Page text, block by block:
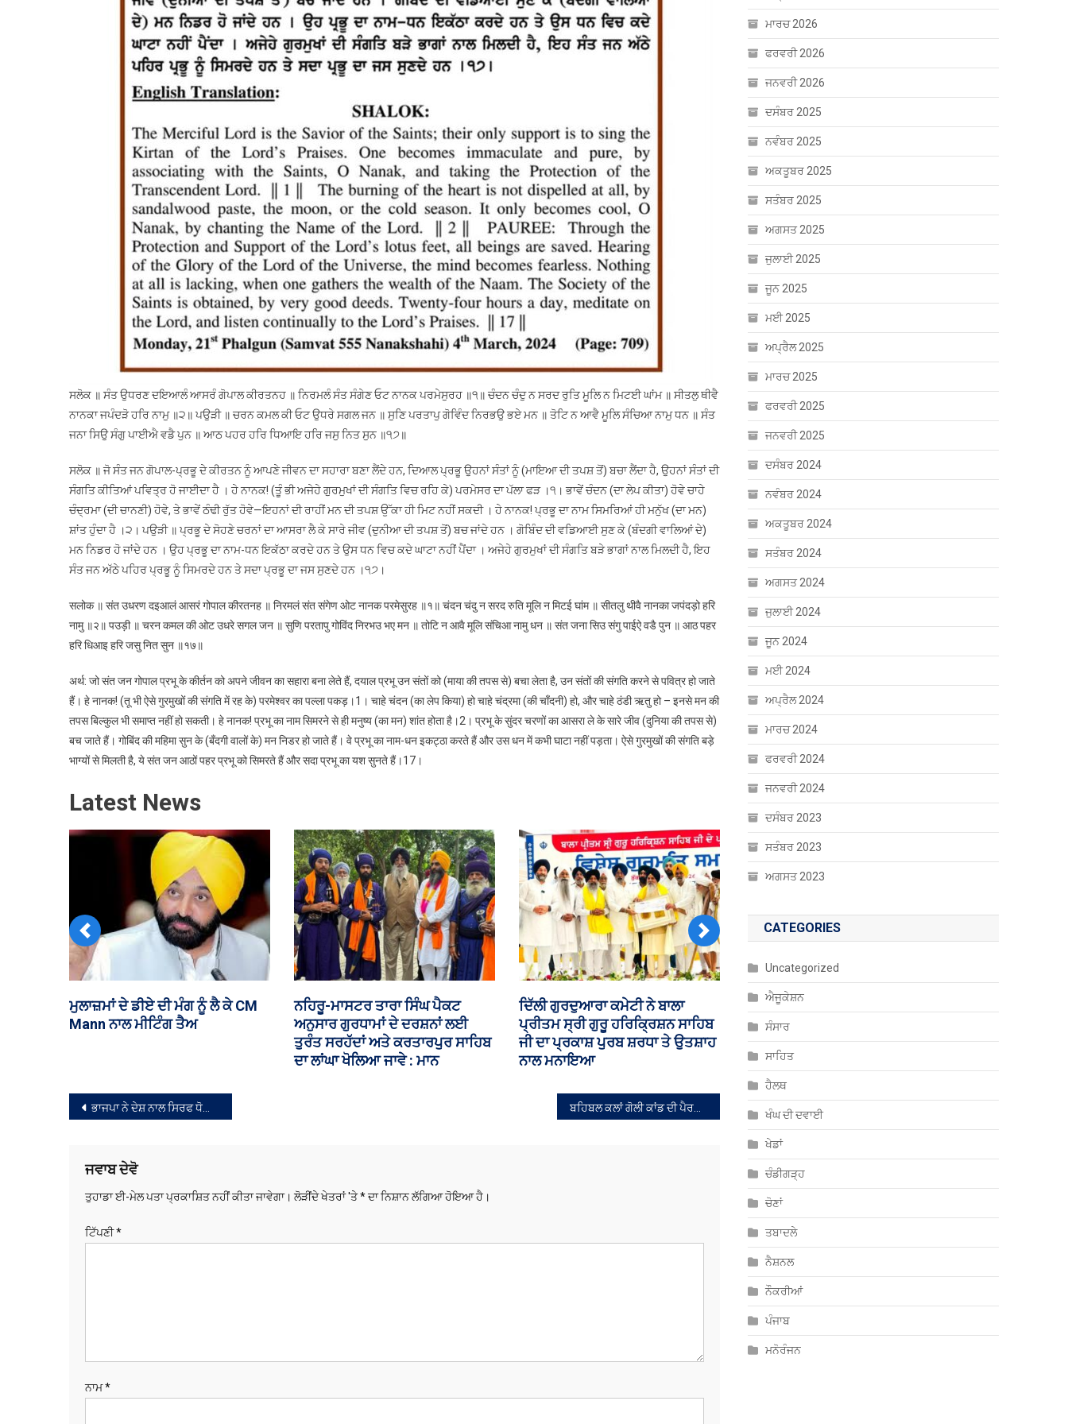
ਸਲੋਕ ॥ ਸੰਤ ਉਧਰਣ ਦਇਆਲੰ ਆਸਰੰ ਗੋਪਾਲ ਕੀਰਤਨਹ ॥ ਨਿਰਮਲੰ ਸੰਤ ਸੰਗੇਣ ਓਟ ਨਾਨਕ ਪਰਮੇਸੁਰਹ ॥੧॥ ਚੰਦਨ ਚੰਦੁ ਨ ਸਰਦ ਰੁਤਿ ਮੂਲਿ ਨ ਮਿਟਈ ਘਾਂਮ ॥ ਸੀਤਲੁ ਥੀਵੈ
ਨਾਨਕਾ ਜਪੰਦੜੋ ਹਰਿ ਨਾਮੁ ॥੨॥ ਪਉੜੀ ॥ ਚਰਨ ਕਮਲ ਕੀ ਓਟ ਉਧਰੇ ਸਗਲ ਜਨ ॥ ਸੁਣਿ ਪਰਤਾਪੁ ਗੋਵਿੰਦ ਨਿਰਭਉ ਭਏ ਮਨ ॥ ਤੋਟਿ ਨ ਆਵੈ ਮੂਲਿ ਸੰਚਿਆ ਨਾਮੁ ਧਨ ॥ ਸੰਤ
ਜਨਾ ਸਿਉ ਸੰਗੁ ਪਾਈਐ ਵਡੈ ਪੁਨ ॥ ਆਠ ਪਹਰ ਹਰਿ ਧਿਆਇ ਹਰਿ ਜਸੁ ਨਿਤ ਸੁਨ ॥੧੭॥
ਸਲੋਕ ॥ ਜੋ ਸੰਤ ਜਨ ਗੋਪਾਲ-ਪ੍ਰਭੂ ਦੇ ਕੀਰਤਨ ਨੂੰ ਆਪਣੇ ਜੀਵਨ ਦਾ ਸਹਾਰਾ ਬਣਾ ਲੈਂਦੇ ਹਨ, ਦਿਆਲ ਪ੍ਰਭੂ ਉਹਨਾਂ ਸੰਤਾਂ ਨੂੰ (ਮਾਇਆ ਦੀ ਤਪਸ਼ ਤੋਂ) ਬਚਾ ਲੈਂਦਾ ਹੈ, ਉਹਨਾਂ ਸੰਤਾਂ ਦੀ
ਸੰਗਤਿ ਕੀਤਿਆਂ ਪਵਿਤ੍ਰ ਹੋ ਜਾਈਦਾ ਹੈ । ਹੇ ਨਾਨਕ! (ਤੂੰ ਭੀ ਅਜੇਹੇ ਗੁਰਮੁਖਾਂ ਦੀ ਸੰਗਤਿ ਵਿਚ ਰਹਿ ਕੇ) ਪਰਮੇਸਰ ਦਾ ਪੱਲਾ ਫੜ ।੧। ਭਾਵੇਂ ਚੰਦਨ (ਦਾ ਲੇਪ ਕੀਤਾ) ਹੋਵੇ ਚਾਹੇ
ਚੰਦ੍ਰਮਾ (ਦੀ ਚਾਨਣੀ) ਹੋਵੇ, ਤੇ ਭਾਵੇਂ ਠੰਢੀ ਰੁੱਤ ਹੋਵੇ—ਇਹਨਾਂ ਦੀ ਰਾਹੀਂ ਮਨ ਦੀ ਤਪਸ਼ ਉੱਕਾ ਹੀ ਮਿਟ ਨਹੀਂ ਸਕਦੀ । ਹੇ ਨਾਨਕ! ਪ੍ਰਭੂ ਦਾ ਨਾਮ ਸਿਮਰਿਆਂ ਹੀ ਮਨੁੱਖ (ਦਾ ਮਨ)
ਸ਼ਾਂਤ ਹੁੰਦਾ ਹੈ ।੨। ਪਉੜੀ ॥ ਪ੍ਰਭੂ ਦੇ ਸੋਹਣੇ ਚਰਨਾਂ ਦਾ ਆਸਰਾ ਲੈ ਕੇ ਸਾਰੇ ਜੀਵ (ਦੁਨੀਆ ਦੀ ਤਪਸ਼ ਤੋਂ) ਬਚ ਜਾਂਦੇ ਹਨ । ਗੋਬਿੰਦ ਦੀ ਵਡਿਆਈ ਸੁਣ ਕੇ (ਬੰਦਗੀ ਵਾਲਿਆਂ ਦੇ)
ਮਨ ਨਿਡਰ ਹੋ ਜਾਂਦੇ ਹਨ । ਉਹ ਪ੍ਰਭੂ ਦਾ ਨਾਮ-ਧਨ ਇਕੱਠਾ ਕਰਦੇ ਹਨ ਤੇ ਉਸ ਧਨ ਵਿਚ ਕਦੇ ਘਾਟਾ ਨਹੀਂ ਪੈਂਦਾ । ਅਜੇਹੇ ਗੁਰਮੁਖਾਂ ਦੀ ਸੰਗਤਿ ਬੜੇ ਭਾਗਾਂ ਨਾਲ ਮਿਲਦੀ ਹੈ, ਇਹ
ਸੰਤ ਜਨ ਅੱਠੇ ਪਹਿਰ ਪ੍ਰਭੂ ਨੂੰ ਸਿਮਰਦੇ ਹਨ ਤੇ ਸਦਾ ਪ੍ਰਭੂ ਦਾ ਜਸ ਸੁਣਦੇ ਹਨ ।੧੭।
सलोक ॥ संत उधरण दइआलं आसरं गोपाल कीरतनह ॥ निरमलं संत संगेण ओट नानक परमेसुरह ॥१॥ चंदन चंदु न सरद रुति मूलि न मिटई घांम ॥ सीतलु थीवै नानका जपंदड़ो हरि
नामु ॥२॥ पउड़ी ॥ चरन कमल की ओट उधरे सगल जन ॥ सुणि परतापु गोविंद निरभउ भए मन ॥ तोटि न आवै मूलि संचिआ नामु धन ॥ संत जना सिउ संगु पाईऐ वडै पुन ॥ आठ पहर
हरि धिआइ हरि जसु नित सुन ॥१७॥
अर्थ: जो संत जन गोपाल प्रभू के कीर्तन को अपने जीवन का सहारा बना लेते हैं, दयाल प्रभू उन संतों को (माया की तपस से) बचा लेता है, उन संतों की संगति करने से पवित्र हो जाते
हैं। हे नानक! (तू भी ऐसे गुरमुखों की संगति में रह के) परमेश्वर का पल्ला पकड़।1। चाहे चंदन (का लेप किया) हो चाहे चंद्रमा (की चाँदनी) हो, और चाहे ठंडी ऋतु हो – इनसे मन की
तपस बिल्कुल भी समाप्त नहीं हो सकती। हे नानक! प्रभू का नाम सिमरने से ही मनुष्य (का मन) शांत होता है।2। प्रभू के सुंदर चरणों का आसरा ले के सारे जीव (दुनिया की तपस से)
बच जाते हैं। गोबिंद की महिमा सुन के (बँदगी वालों के) मन निडर हो जाते हैं। वे प्रभू का नाम-धन इकट्ठा करते हैं और उस धन में कभी घाटा नहीं पड़ता। ऐसे गुरमुखों की संगति बड़े
भाग्यों से मिलती है, ये संत जन आठों पहर प्रभू को सिमरते हैं और सदा प्रभू का यश सुनते हैं।17।
Latest News
ਮੋਦੀ-ਸੁਖਬੀਰ ਮੁਲਾਕਾਤ ਨੇ ਅਕਾਲੀ ਦਲ-
ਭਾਜਪਾ ਗੱਠਜੋੜ ਦੀਆਂ ਚਰਚਾਵਾਂ ਮੁੜ
ਸਪੀਕਰ ਸੰਧਵਾਂ ਨੂੰ ਨਸੀਹਤ—’ਗੁਰਬਾਣੀ
ਪੜ੍ਹੋ, ਫਿਰ ਸੰਗਤ ‘ਤੇ ਗਿਆਨ ਦਿਓ:
ਪਰਮਜੀਤ ਸਿੰਘ ਸਰਨਾ
ਡੀਏ ਦੀ ਮੰਗ; ਚੰਡੀਗੜ੍ਹ ’ਚ ਮੁਲਾਜ਼ਮਾਂ ਤੇ
ਪੈਨਸ਼ਨਰਾਂ ਦੀ ਮਹਾਂ-ਰੈਲੀ ਦੌਰਾਨ ਵਿਧਾਨ
ਸਭਾ ਵੱਲ ਵਧ ਰਹੇ ਕਰਮਚਾਰੀਆਂ ’ਤੇ
ਚੱਲੀਆਂ ਜਲ ਤੋਪਾਂ
Previous Next
ਸੰਪਾਦਨਾ
ਭਾਜਪਾ ਨੇ ਦੇਸ਼ ਨਾਲ ਸਿਰਫ ਧੋਖਾ ਕੀਤਾ: ਸੰਸਦ ਮੈਂਬਰ ਮਨੀਸ਼ ਤਿਵਾੜੀ
ਜਵਾਬ ਦੇਵੋ
ਤੁਹਾਡਾ ਈ-ਮੇਲ ਪਤਾ ਪ੍ਰਕਾਸ਼ਿਤ ਨਹੀਂ ਕੀਤਾ ਜਾਵੇਗਾ। ਲੋੜੀਂਦੇ ਖੇਤਰਾਂ 'ਤੇ*ਦਾ ਨਿਸ਼ਾਨ ਲੱਗਿਆ ਹੋਇਆ ਹੈ।
ਟਿੱਪਣੀ*
ਨਾਮ*
ਮਾਰਚ 2026
ਫਰਵਰੀ 2026
ਜਨਵਰੀ 2026
ਦਸੰਬਰ 2025
ਨਵੰਬਰ 2025
ਅਕਤੂਬਰ 2025
ਸਤੰਬਰ 2025
ਅਗਸਤ 2025
ਜੁਲਾਈ 2025
ਜੂਨ 2025
ਮਈ 2025
ਅਪ੍ਰੈਲ 2025
ਮਾਰਚ 2025
ਫਰਵਰੀ 2025
ਜਨਵਰੀ 2025
ਦਸੰਬਰ 2024
ਨਵੰਬਰ 2024
ਅਕਤੂਬਰ 2024
ਸਤੰਬਰ 2024
ਅਗਸਤ 2024
ਜੁਲਾਈ 2024
ਜੂਨ 2024
ਮਈ 2024
ਅਪ੍ਰੈਲ 2024
ਮਾਰਚ 2024
ਫਰਵਰੀ 2024
ਜਨਵਰੀ 2024
ਦਸੰਬਰ 2023
ਸਤੰਬਰ 2023
ਅਗਸਤ 2023
CATEGORIES
Uncategorized
ਐਜੂਕੇਸ਼ਨ
ਸੰਸਾਰ
ਸਾਹਿਤ
ਹੈਲਥ
ਖੰਘ ਦੀ ਦਵਾਈ
ਖੇਡਾਂ
ਚੰਡੀਗੜ੍ਹ
ਚੋਣਾਂ
ਤਬਾਦਲੇ
ਨੈਸ਼ਨਲ
ਨੌਕਰੀਆਂ
ਪੰਜਾਬ
ਮਨੋਰੰਜਨ